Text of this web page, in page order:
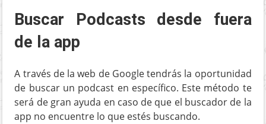
Buscar Podcasts desde fuera
de la app
A través de la web de Google tendrás la oportunidad
de buscar un podcast en específico. Este método te
será de gran ayuda en caso de que el buscador de la
app no encuentre lo que estés buscando.